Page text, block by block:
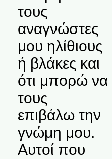
τους
αναγνώστες
μου ηλίθιους
ή βλάκες και
ότι μπορώ να
τους
επιβάλω την
γνώμη μου.
Αυτοί που